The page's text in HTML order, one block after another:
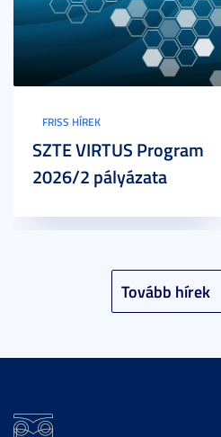
Tovább hírek
FRISS HÍREK
SZTE VIRTUS Program
2026/2 pályázata